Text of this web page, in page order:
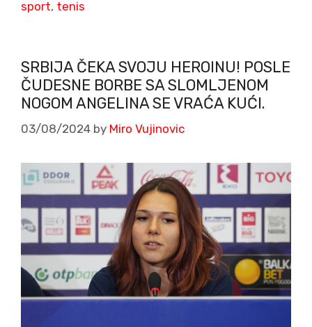
sport, tenis
SRBIJA ČEKA SVOJU HEROINU! POSLE
ČUDESNE BORBE SA SLOMLJENOM
NOGOM ANGELINA SE VRAĆA KUĆI.
03/08/2024 by Miro Vujinovic